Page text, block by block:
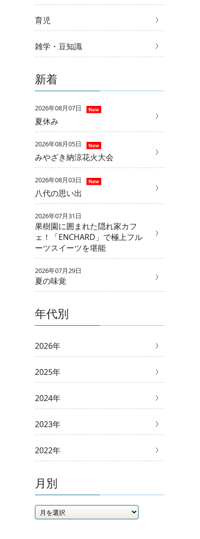
育児
雑学・豆知識
新着
2026年08月07日
夏休み
2026年08月05日
みやざき納涼花火大会
2026年08月03日
八代の思い出
2026年07月31日
果樹園に囲まれた隠れ家カフ
ェ！「ENCHARD」で極上フル
ーツスイーツを堪能
2026年07月29日
夏の味覚
年代別
2026年
2025年
2024年
2023年
2022年
月別